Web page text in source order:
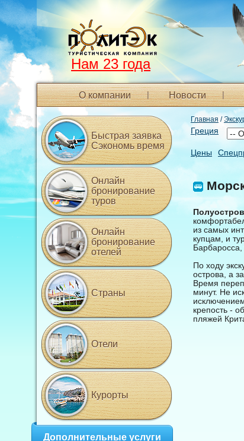
Нам 23 года
О компании Новости
Главная /
Греция
Цены
из самых
купцам, и
По ходу
острова, а
Время
минут. Не
крепость -
пляжей
Быстрая заявка
Сэкономь время
Онлайн
бронирование
туров
Онлайн
бронирование
отелей
Страны
Отели
Курорты
Дополнительные услуги